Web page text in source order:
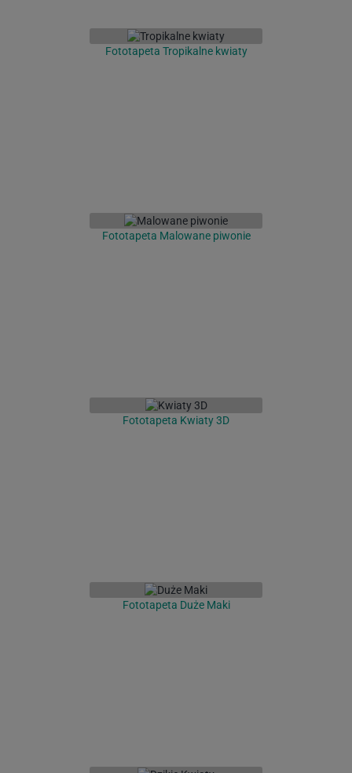
Fototapeta Tropikalne kwiaty
Fototapeta Malowane piwonie
Fototapeta Kwiaty 3D
Fototapeta Duże Maki